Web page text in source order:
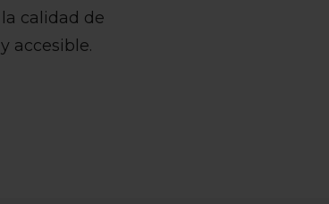
calidad de
accesible.